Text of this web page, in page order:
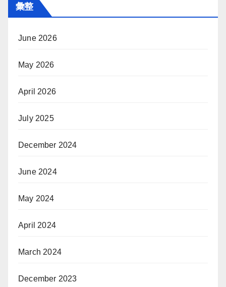
彙整
June 2026
May 2026
April 2026
July 2025
December 2024
June 2024
May 2024
April 2024
March 2024
December 2023